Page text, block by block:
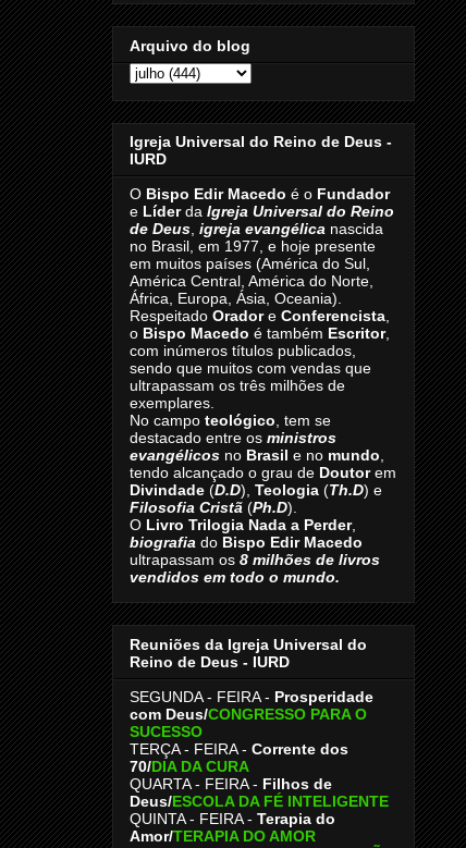
Arquivo do blog
Igreja Universal do Reino de Deus -
IURD
O Bispo Edir Macedo é o Fundador
e Líderda Igreja Universal do Reino
de Deus, igreja evangélica nascida
no Brasil, em 1977, e hoje presente
em muitos países (América do Sul,
América Central, América do Norte,
África, Europa, Ásia, Oceania).
Respeitado Oradore Conferencista,
o Bispo Macedo é também Escritor,
com inúmeros títulos publicados,
sendo que muitos com vendas que
ultrapassam os três milhões de
exemplares.
No campo teológico, tem se
destacado entre os ministros
evangélicos no Brasil e no mundo,
tendo alcançado o grau de Doutorem
Divindade (D.D), Teologia (Th.D) e
Filosofia Cristã (Ph.D).
O Livro Trilogia Nada a Perder,
biografia do Bispo Edir Macedo
ultrapassam os 8 milhões de livros
vendidos em todo o mundo.
Reuniões da Igreja Universal do
Reino de Deus - IURD
SEGUNDA - FEIRA - Prosperidade
com Deus/CONGRESSO PARA O
SUCESSO
TERÇA - FEIRA - Corrente dos
70/DIA DA CURA
QUARTA - FEIRA - Filhos de
Deus/ESCOLA DA FÉ INTELIGENTE
QUINTA - FEIRA - Terapia do
Amor/TERAPIA DO AMOR